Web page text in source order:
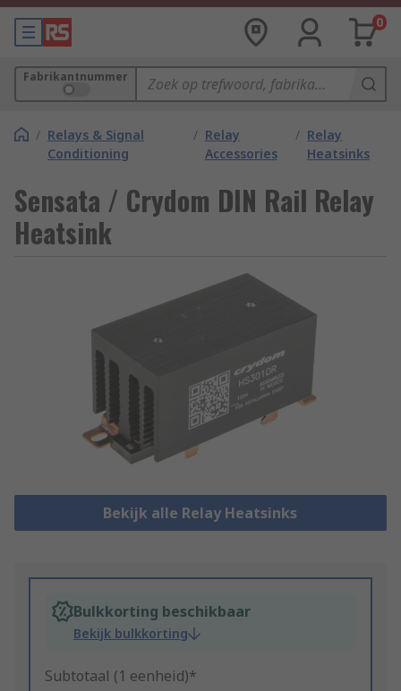
0
Fabrikantnummer
/ Relays & Signal
Conditioning
/ Relay
Accessories
/ Relay
Heatsinks
Sensata / Crydom DIN Rail Relay
Heatsink
Bekijk alle Relay Heatsinks
Bulkkorting beschikbaar
Bekijk bulkkorting
Subtotaal (1 eenheid)*